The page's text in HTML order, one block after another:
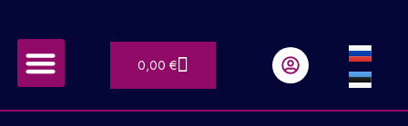
содержимомуМеню 0,00€